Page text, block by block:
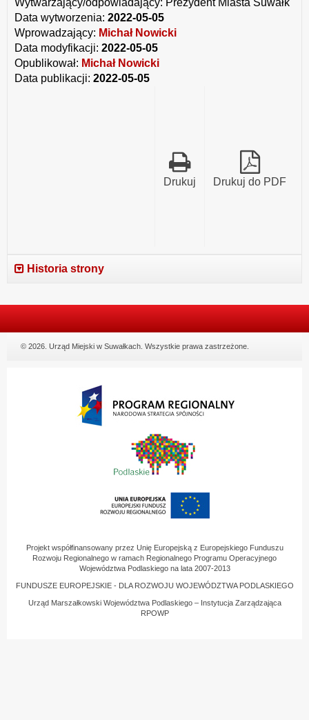
Data wytworzenia: 2022-05-05
Wprowadzający: Michał Nowicki
Data modyfikacji: 2022-05-05
Opublikował: Michał Nowicki
Data publikacji: 2022-05-05
Drukuj do PDF
Drukuj
Historia strony
© 2026. Urząd Miejski w Suwałkach. Wszystkie prawa zastrzeżone.
Projekt współfinansowany przez Unię Europejską z Europejskiego Funduszu
Rozwoju Regionalnego w ramach Regionalnego Programu Operacyjnego
Województwa Podlaskiego na lata 2007-2013
FUNDUSZE EUROPEJSKIE - DLA ROZWOJU WOJEWÓDZTWA PODLASKIEGO
Urząd Marszałkowski Województwa Podlaskiego – Instytucja Zarządzająca
RPOWP